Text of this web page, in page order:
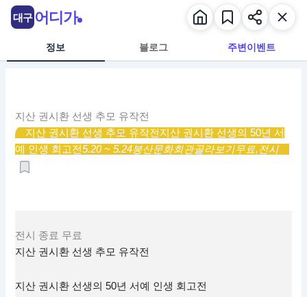
정보 블로그 주변이벤트
지산 권시환 선생 추모 유작전
지산 권시환 선생 추모 유작전 지산 권시환 선생의 50년 서
예 인생 회고전5.20 ~ 5.24봉산문화회관골라보기무료,전시
전시 종료 무료
지산 권시환 선생 추모 유작전
지산 권시환 선생의 50년 서예 인생 회고전
대구 어디가